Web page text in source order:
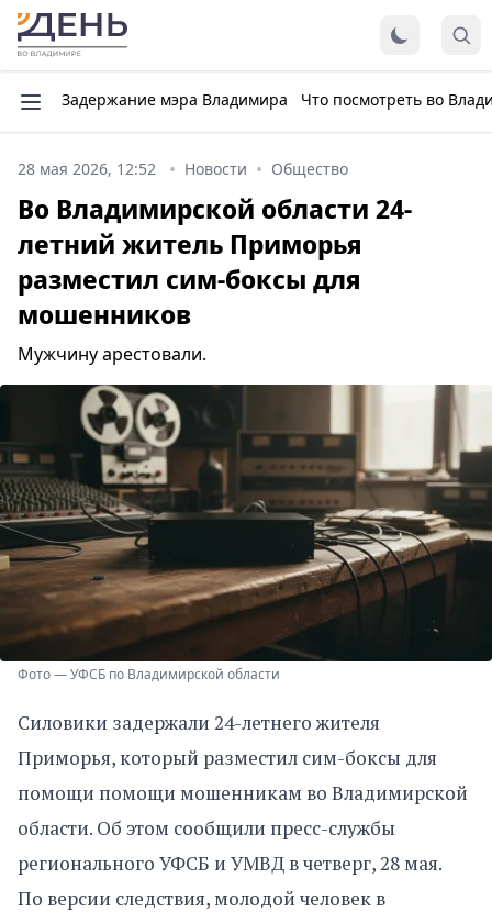
Задержание мэра Владимира Что посмотреть во
28 мая 2026, 12:52 Новости Общество
Во Владимирской области 24-
летний житель Приморья
разместил сим-боксы для
мошенников
Мужчину арестовали.
Фото — УФСБ по Владимирской области
Силовики задержали 24-летнего жителя
Приморья, который разместил сим-боксы для
помощи помощи мошенникам во Владимирской
области. Об этом сообщили пресс-службы
регионального УФСБ и УМВД в четверг, 28 мая.
По версии следствия, молодой человек в